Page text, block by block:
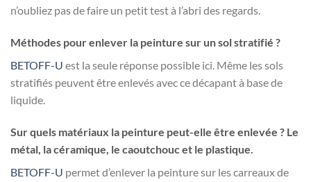
n’oubliez pas de faire un petit test à l’abri des regards.
Méthodes pour enlever la peinture sur un sol stratifié ?
BETOFF-U est la seule réponse possible ici. Même les sols
stratifiés peuvent être enlevés avec ce décapant à base de
liquide.
Sur quels matériaux la peinture peut-elle être enlevée ? Le
métal, la céramique, le caoutchouc et le plastique.
BETOFF-U permet d’enlever la peinture sur les carreaux de